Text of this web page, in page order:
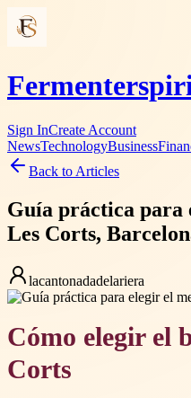
Sign InCreate Account
NewsTechnologyBusiness
Back to Articles
Guía práctica para
Les Corts,
lacantonadadelariera
Cómo elegir el
Corts